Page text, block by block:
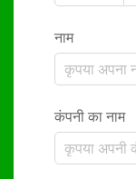
नाम
कंपनी का नाम